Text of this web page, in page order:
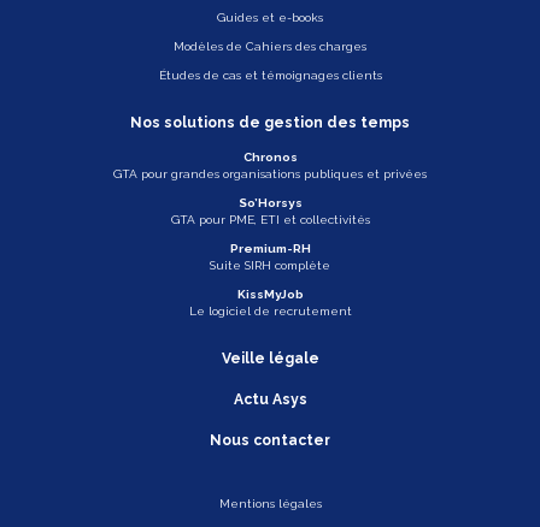
Guides et e-books
Modèles de Cahiers des charges
Études de cas et témoignages clients
Nos solutions de gestion des temps
Chronos
GTA pour grandes organisations publiques et privées
So’Horsys
GTA pour PME, ETI et collectivités
Premium-RH
Suite SIRH complète
KissMyJob
Le logiciel de recrutement
Veille légale
Actu Asys
Nous contacter
Mentions légales